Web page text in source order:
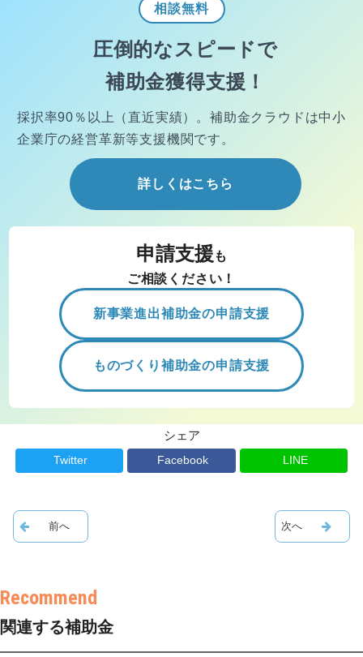
相談無料
圧倒的なスピードで
補助金獲得支援！
採択率90％以上（直近実績）。 補助金クラウドは中小
企業庁の経営革新等支援機関です。
詳しくはこちら
申請支援 も
ご相談ください！
新事業進出補助金の申請支援
ものづくり補助金の申請支援
シェア
Twitter Facebook LINE
関連する補助金